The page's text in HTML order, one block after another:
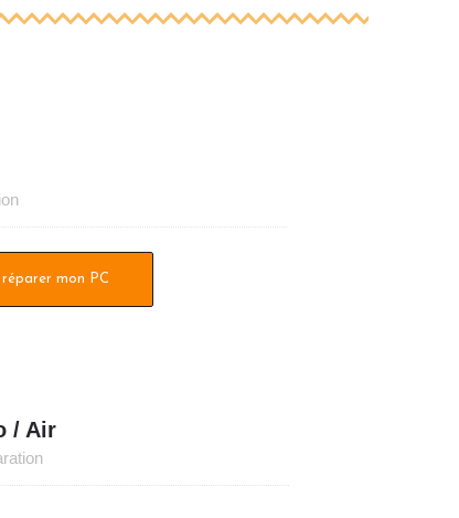
réparer mon PC
/ Air